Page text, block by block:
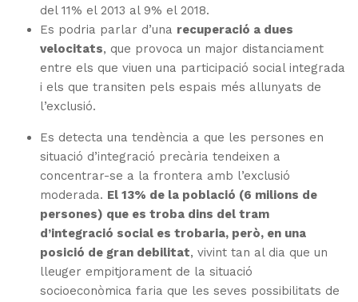
del 11% el 2013 al 9% el 2018.
Es podria parlar d’una recuperació a dues
velocitats, que provoca un major distanciament
entre els que viuen una participació social integrada
i els que transiten pels espais més allunyats de
l’exclusió.
Es detecta una tendència a que les persones en
situació d’integració precària tendeixen a
concentrar-se a la frontera amb l’exclusió
moderada. El 13% de la població (6 milions de
persones) que es troba dins del tram
d’integració social es trobaria, però, en una
posició de gran debilitat, vivint tan al dia que un
lleuger empitjorament de la situació
socioeconòmica faria que les seves possibilitats de